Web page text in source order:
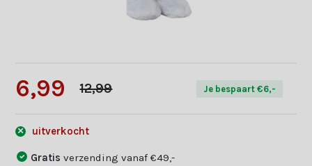
6,99 12,99 Je bespaart €6,-
uitverkocht
Gratisverzending vanaf €49,-